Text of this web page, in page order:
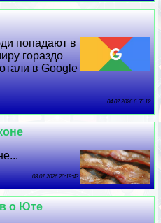
попадают в
гораздо
в Google
04 07 2026 6:55:12
03 07 2026 20:19:43
о Юте